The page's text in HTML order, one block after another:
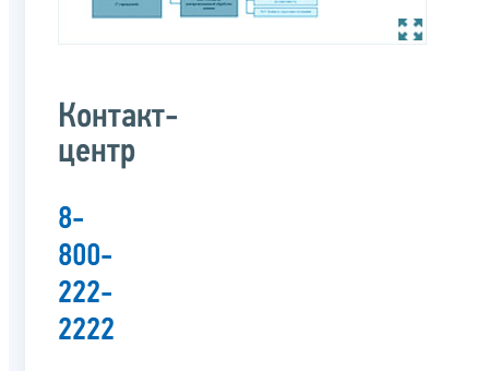
Контакт-
центр
8-
800-
222-
2222